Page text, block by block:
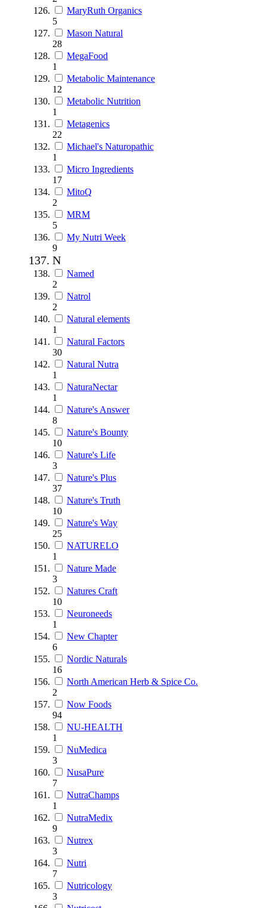
MaryRuth Organics
5
Mason Natural
28
MegaFood
1
Metabolic Maintenance
12
Metabolic Nutrition
1
Metagenics
22
Michael's Naturopathic
1
Micro Ingredients
17
MitoQ
2
MRM
5
My Nutri Week
9
N
Named
2
Natrol
2
Natural elements
1
Natural Factors
30
Natural Nutra
1
NaturaNectar
1
Nature's Answer
8
Nature's Bounty
10
Nature's Life
3
Nature's Plus
37
Nature's Truth
10
Nature's Way
25
NATURELO
1
Nature Made
3
Natures Craft
10
Neuroneeds
1
New Chapter
6
Nordic Naturals
16
North American Herb & Spice Co.
2
Now Foods
94
NU-HEALTH
1
NuMedica
3
NusaPure
7
NutraChamps
1
NutraMedix
9
Nutrex
3
Nutri
7
Nutricology
3